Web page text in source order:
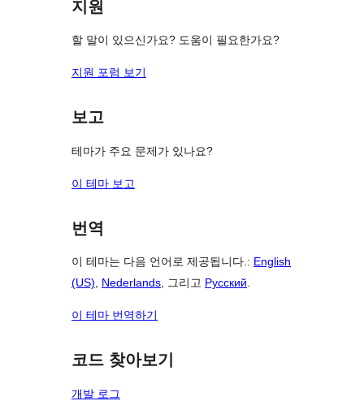
지원
할 말이 있으신가요? 도움이 필요한가요?
지원 포럼 보기
보고
테마가 주요 문제가 있나요?
이 테마 보고
번역
이 테마는 다음 언어로 제공됩니다.: English
(US), Nederlands, 그리고 Русский.
이 테마 번역하기
코드 찾아보기
개발 로그